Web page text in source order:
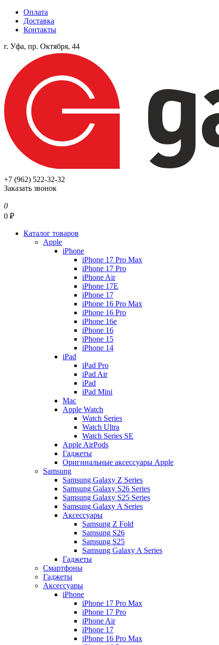
Оплата
Доставка
Контакты
г. Уфа, пр. Октября, 44
+7 (962) 522-32-32
Заказать звонок
0
0 ₽
Каталог товаров
Apple
iPhone
iPhone 17 Pro Max
iPhone 17 Pro
iPhone Air
iPhone 17E
iPhone 17
iPhone 16 Pro Max
iPhone 16 Pro
iPhone 16e
iPhone 16
iPhone 15
iPhone 14
iPad
iPad Pro
iPad Air
iPad
iPad Mini
Mac
Apple Watch
Watch Series
Watch Ultra
Watch Series SE
Apple AirPods
Гаджеты
Оригинальные аксессуары Apple
Samsung
Samsung Galaxy Z Series
Samsung Galaxy S26 Series
Samsung Galaxy S25 Series
Samsung Galaxy A Series
Аксессуары
Samsung Z Fold
Samsung S26
Samsung S25
Samsung Galaxy A Series
Гаджеты
Смартфоны
Гаджеты
Аксессуары
iPhone
iPhone 17 Pro Max
iPhone 17 Pro
iPhone Air
iPhone 17
iPhone 16 Pro Max